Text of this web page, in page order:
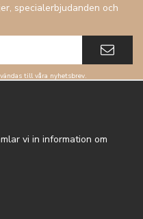
specialerbjudanden och
till våra nyhetsbrev.
vi in information om